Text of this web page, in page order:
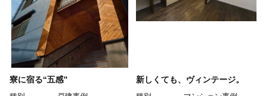
寮に宿る“五感” 新しくても、ヴィンテージ。